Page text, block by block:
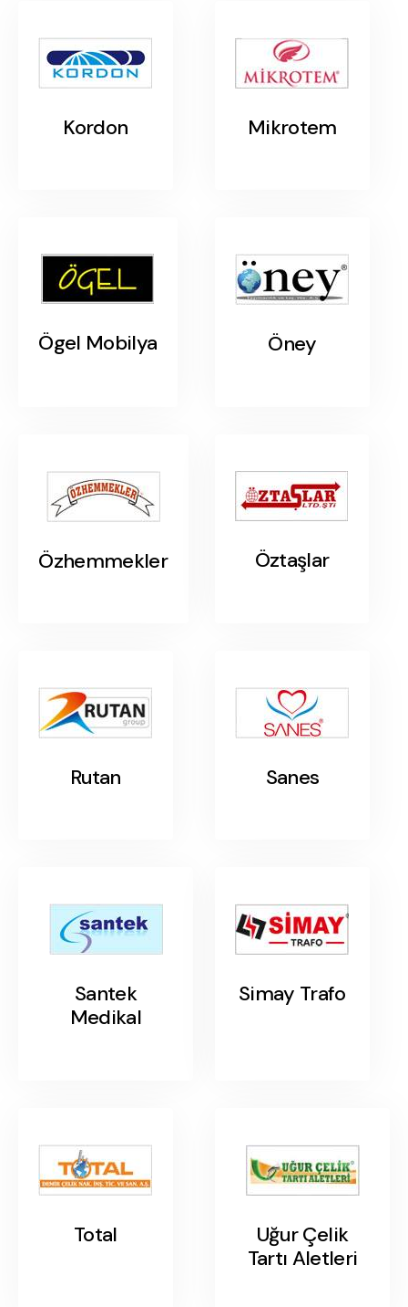
Kordon Mikrotem
Ögel Mobilya Öney
Özhemmekler Öztaşlar
Rutan Sanes
Santek
Medikal
Simay Trafo
Total
Uğur Çelik
Tartı Aletleri